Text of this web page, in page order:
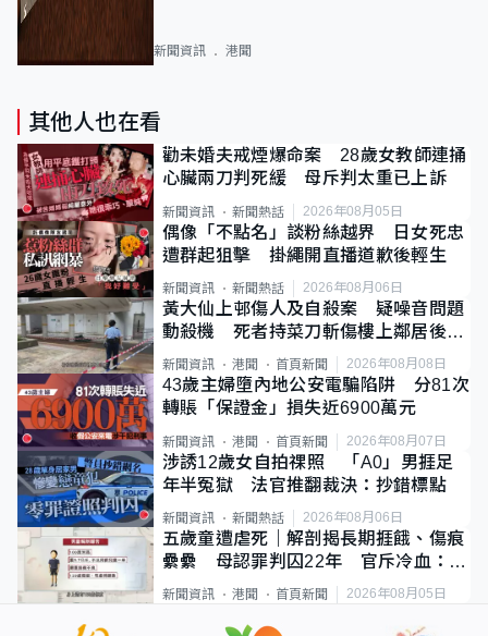
新聞資訊 港聞
其他人也在看
勸未婚夫戒煙爆命案 28歲女教師連捅
心臟兩刀判死緩 母斥判太重已上訴
新聞資訊 新聞熱話 2026年08月05日
偶像「不點名」談粉絲越界 日女死忠
遭群起狙擊 掛繩開直播道歉後輕生
新聞資訊 新聞熱話 2026年08月06日
黃大仙上邨傷人及自殺案 疑噪音問題
動殺機 死者持菜刀斬傷樓上鄰居後墮
斃
新聞資訊 港聞 首頁新聞 2026年08月08日
43歲主婦墮內地公安電騙陷阱 分81次
轉賬「保證金」損失近6900萬元
新聞資訊 港聞 首頁新聞 2026年08月07日
涉誘12歲女自拍祼照 「A0」男捱足
年半冤獄 法官推翻裁決：抄錯標點
新聞資訊 新聞熱話 2026年08月06日
五歲童遭虐死｜解剖揭長期捱餓、傷痕
纍纍 母認罪判囚22年 官斥冷血：同
類案最惡劣
新聞資訊 港聞 首頁新聞 2026年08月05日